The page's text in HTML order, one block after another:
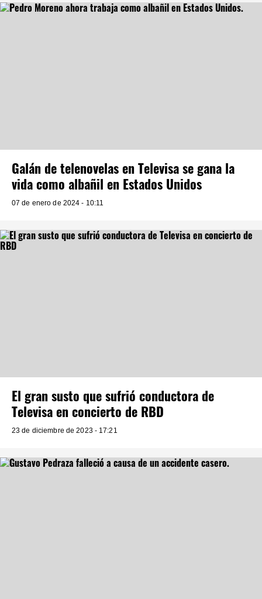
Galán de telenovelas en Televisa se gana la
vida como albañil en Estados Unidos
07 de enero de 2024 - 10:11
El gran susto que sufrió conductora de
Televisa en concierto de RBD
23 de diciembre de 2023 - 17:21